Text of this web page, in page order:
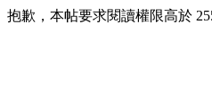
抱歉，本帖要求閱讀權限高於